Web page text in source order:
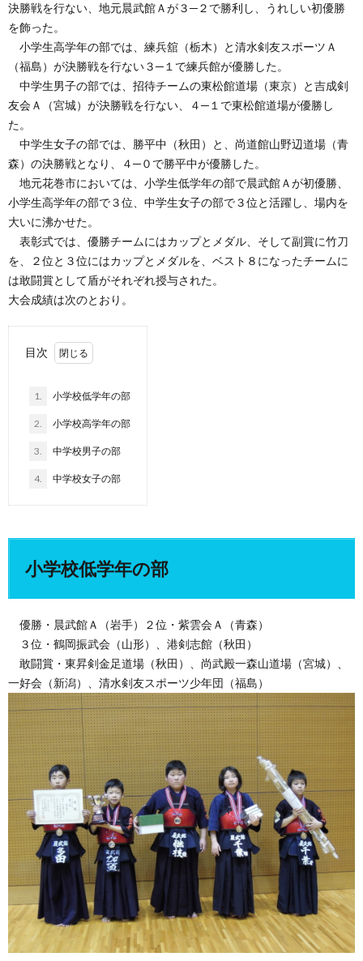
決勝戦を行ない、地元晨武館Ａが３─２で勝利し、うれしい初優勝
を飾った。
小学生高学年の部では、練兵舘（栃木）と清水剣友スポーツＡ
（福島）が決勝戦を行ない３─１で練兵館が優勝した。
中学生男子の部では、招待チームの東松館道場（東京）と吉成剣
友会Ａ（宮城）が決勝戦を行ない、４─１で東松館道場が優勝し
た。
中学生女子の部では、勝平中（秋田）と、尚道館山野辺道場（青
森）の決勝戦となり、４─０で勝平中が優勝した。
地元花巻市においては、小学生低学年の部で晨武館Ａが初優勝、
小学生高学年の部で３位、中学生女子の部で３位と活躍し、場内を
大いに沸かせた。
表彰式では、優勝チームにはカップとメダル、そして副賞に竹刀
を、２位と３位にはカップとメダルを、ベスト８になったチームに
は敢闘賞として盾がそれぞれ授与された。
大会成績は次のとおり。
目次
1. 小学校低学年の部
2. 小学校高学年の部
3. 中学校男子の部
4. 中学校女子の部
小学校低学年の部
優勝・晨武館Ａ（岩手）２位・紫雲会Ａ（青森）
３位・鶴岡振武会（山形）、港剣志館（秋田）
敢闘賞・東昇剣金足道場（秋田）、尚武殿一森山道場（宮城）、
一好会（新潟）、清水剣友スポーツ少年団（福島）